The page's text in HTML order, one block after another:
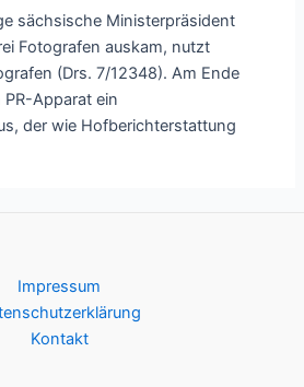
sächsische Ministerpräsident
Fotografen auskam, nutzt
(Drs. 7/12348). Am Ende
Apparat ein
der wie Hofberichterstattung
Impressum
Kontakt